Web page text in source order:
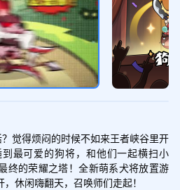
觉得烦闷的时候不如来王者峡谷里开
最可爱的狗将，和他们一起横扫小
终的荣耀之塔！全新萌系犬将放置游
休闲嗨翻天，召唤师们走起！